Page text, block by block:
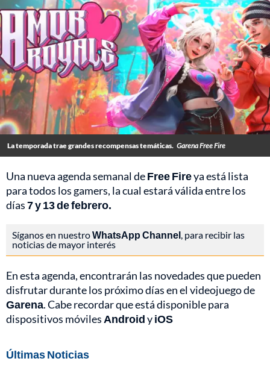
La temporada trae grandes recompensas temáticas. Garena Free Fire
Una nueva agenda semanal deFree Fireya está lista
para todos los gamers, la cual estará válida entre los
días7 y 13 de febrero.
Síganos en nuestroWhatsApp Channel, para recibir las
noticias de mayor interés
En esta agenda, encontrarán las novedades que pueden
disfrutar durante los próximo días en el videojuego de
Garena. Cabe recordar que está disponible para
dispositivos móviles AndroidyiOS
Últimas Noticias